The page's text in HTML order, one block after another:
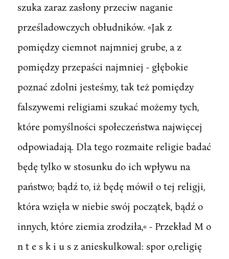
szuka zaraz zasłony przeciw naganie
prześladowczych obłudników. «Jak z
pomiędzy ciemnot najmniej grube, a z
pomiędzy przepaści najmniej - głębokie
poznać zdolni jesteśmy, tak też pomiędzy
falszywemi religiami szukać możemy tych,
które pomyślności społeczeństwa najwięcej
odpowiadają. Dla tego rozmaite religie badać
będę tylko w stosunku do ich wpływu na
państwo; bądź to, iż będę mówił o tej religji,
która wzięła w niebie swój początek, bądź o
innych, które ziemia zrodziła,« - Przekład M o
n t e s k i u s z anieskulkowal: spor o,religię